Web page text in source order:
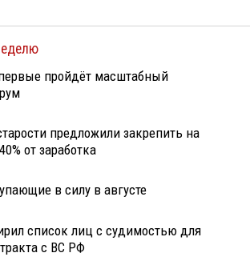
пройдёт масштабный
предложили закрепить на
от заработка
в силу в августе
список лиц с судимостью для
с ВС РФ